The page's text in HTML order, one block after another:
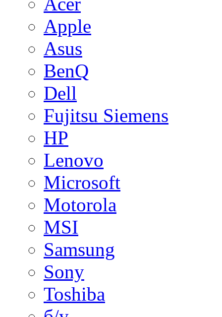
Apple
Asus
BenQ
Dell
Fujitsu Siemens
HP
Lenovo
Microsoft
Motorola
MSI
Samsung
Sony
Toshiba